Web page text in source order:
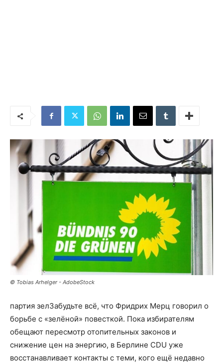
© Tobias Arhelger - AdobeStock
партия зелЗабудьте всё, что Фридрих Мерц говорил о
борьбе с «зелёной» повесткой. Пока избирателям
обещают пересмотр отопительных законов и
снижение цен на энергию, в Берлине CDU уже
восстанавливает контакты с теми, кого ещё недавно